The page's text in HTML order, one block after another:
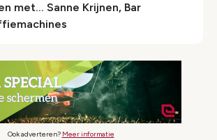
met… Sanne Krijnen, Bar
Ook adverteren? Meer informatie